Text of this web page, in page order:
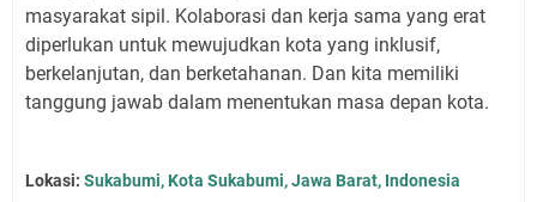
masyarakat sipil. Kolaborasi dan kerja sama yang erat
diperlukan untuk mewujudkan kota yang inklusif,
berkelanjutan, dan berketahanan. Dan kita memiliki
tanggung jawab dalam menentukan masa depan kota.
Lokasi: Sukabumi, Kota Sukabumi, Jawa Barat, Indonesia